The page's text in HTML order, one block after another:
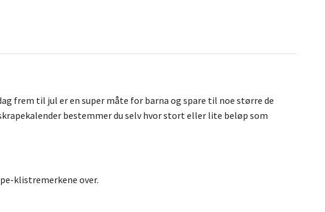
frem til jul er en super måte for barna og spare til noe større de
bestemmer du selv hvor stort eller lite beløp som
klistremerkene over.